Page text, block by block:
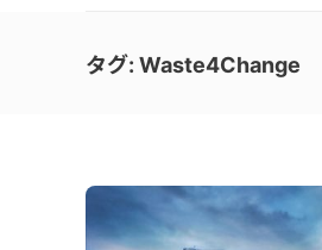
タグ: Waste4Change